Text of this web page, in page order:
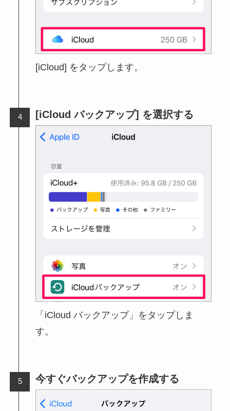
[iCloud] をタップします。
[iCloud バックアップ] を選択する
「iCloud バックアップ」をタップしま
す。
今すぐバックアップを作成する